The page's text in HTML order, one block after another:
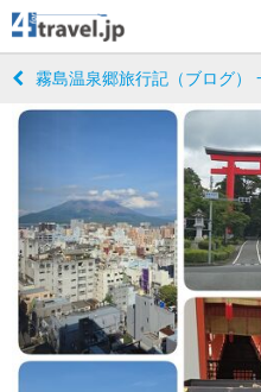
霧島温泉郷旅行記（ブログ）